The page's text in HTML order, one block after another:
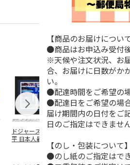
ドジャース 大谷翔
平 日本人最多53試
合連続出塁記念 ダ
MLB ドジャース 大
4月投手…
【商品のお届けについて
●商品はお申込み受付
※天候や注文状況、お
合、お届けに日数がか
い。
●配達時間をご希望の
●配達日をご希望の場
届け期間内の日付をご
日のご指定はできません
【のし・包装について】
●のし紙のご指定はで